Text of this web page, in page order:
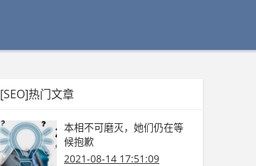
[SEO]热门文章
本相不可磨灭，她们仍在等
候抱歉
2021-08-14 17:51:09